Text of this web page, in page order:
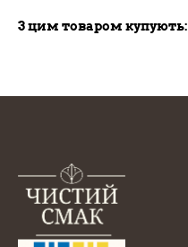
З цим товаром купують: